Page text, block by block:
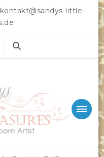
kontakt@sandys-little-